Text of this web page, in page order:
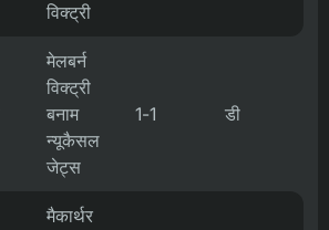
विक्ट्री
मेलबर्न
विक्ट्री
बनाम
न्यूकैसल
जेट्स
1-1 डी
मैकार्थर